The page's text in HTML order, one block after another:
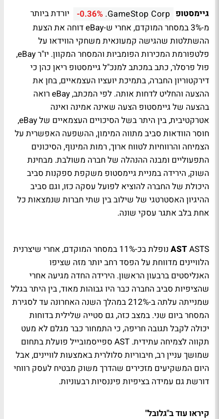
גיימסטופ GameStop Corp.
-0.36%
יורדת ביותר
מ-3% במסחר המוקדם, אחרי ש-eBay דוחה את הצעת
ההשתלטות שהגישה קמעונאית משחקי הווידאו על
פלטפורמת המכירות הפומביות והמסחר המקוון. יו"ר eBay,
פול פרסלר, כתב במכתב למנכ"ל גיימסטופ ריאן כהן כי
דירקטוריון החברה, בתמיכת יועציו העצמאיים, בחן את
ההצעה והחליט לדחות אותה. לפי המכתב, eBay רואה
בהצעה של גיימסטופ הצעה שאינה אמינה ואינה
אטרקטיבית, בין היתר בשל הסיכויים העצמאיים של eBay,
חוסר הוודאות סביב מתווה המימון, ההשפעה האפשרית על
הצמיחה והרווחיות לטווח ארוך, רמות המינוף, הסיכונים
התפעוליים ומבנה ההנהלה של חברה משולבת. מבחינת
השוק, הירידה במניית גיימסטופ משקפת ספקנות סביב
היכולת של החברה להוציא לפועל עסקה כזו, וגם סביב
ההיגיון האסטרטגי של שילוב בין שתי חברות שנמצאות כל
אחת בלב אתגר עסקי שונה.
AST
ASTS נופלת בכ-11% במסחר המוקדם, אחרי שיצרנית
הלוויינים מדווחת על הפסד רחב יותר מזה שציפו
האנליסטים ברבעון הראשון. הירידה החדה מגיעה אחרי
שהציפיות סביב החברה כבר היו גבוהות מאוד, בין היתר בגלל
שמנייתה עלתה ב-212% במהלך השנה האחרונה עד לסגירת
המסחר ביום שני. במצב כזה, גם סטייה שלילית בדוחות
יכולה לקבל תגובה חריפה, כי התמחור כבר מגלם לא מעט
תקווה לצמיחה עתידית. AST ספייסמובייל פועלת בתחום
שמושך עניין רב, חיבוריות סלולרית באמצעות לוויינים, אבל
היום המשקיעים מזכירים שהדרך משוק מבטיח לעסק רווחי
דורשת גם עמידה בציפיות פיננסיות רבעוניות.
קיראו עוד ב"גלובל"